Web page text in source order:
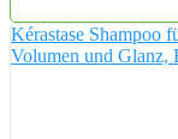
Kérastase Shampoo
Volumen und Glanz,